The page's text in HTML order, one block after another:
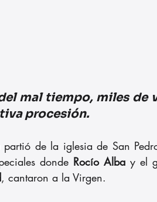
mal tiempo, miles de
procesión.
partió de la iglesia de San
donde Rocío Alba y el
, cantaron a la Virgen.